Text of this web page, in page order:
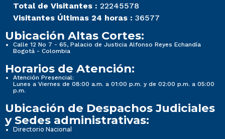
Total de Visitantes : 22245578
Visitantes Últimas 24 horas : 36577
Ubicación Altas Cortes:
Calle 12 No 7 - 65, Palacio de Justicia Alfonso Reyes Echandía
Bogotá - Colombia
Horarios de Atención:
Atención Presencial:
Lunes a Viernes de 08:00 a.m. a 01:00 p.m. y de 02:00 p.m. a 05:00
p.m.
Ubicación de Despachos Judiciales
y Sedes administrativas:
Directorio Nacional